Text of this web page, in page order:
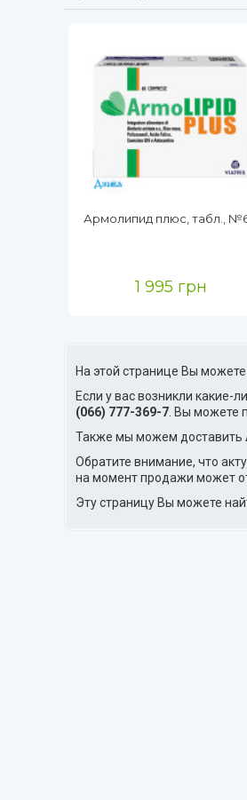
Армолипид плюс, табл.,
1 995 грн
На этой странице Вы можете
Если у вас возникли какие-
(066) 777-369-7 . Вы можете
Также мы можем доставить
Обратите внимание, что
на момент продажи может
Эту страницу Вы можете